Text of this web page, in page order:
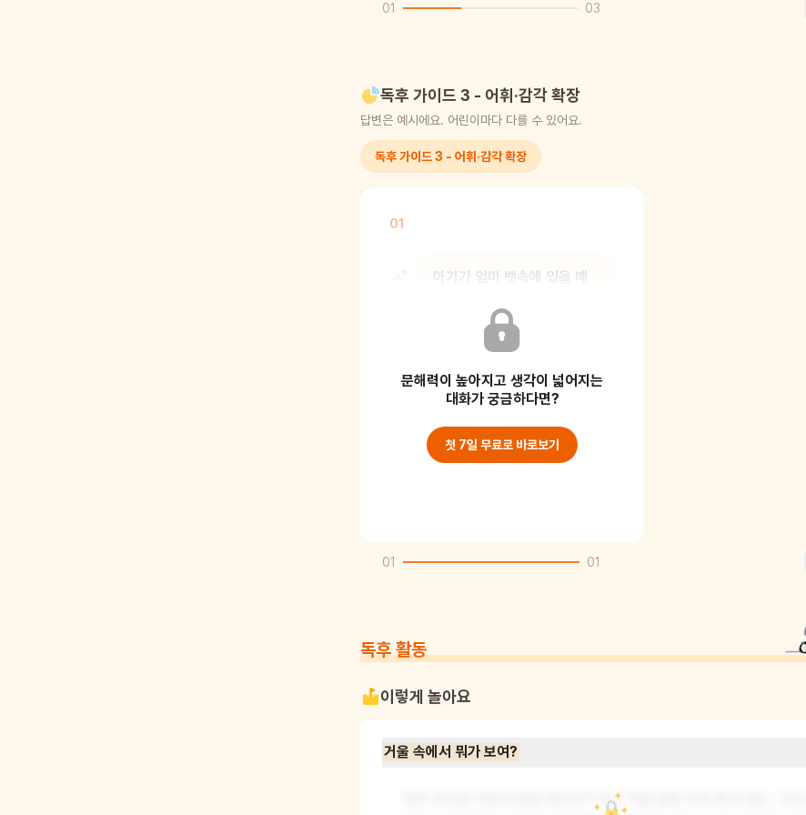
01 03
독후 가이드 3 - 어휘·감각 확장
답변은 예시에요. 어린이마다 다를 수 있어요.
독후 가이드 3 - 어휘·감각 확장
01
아기가 엄마 뱃속에 있을 때
느낌일까?
감각 비유를 통해 추상적인 상황을
상상하게 돕는 과정이에요. 즉, 보이지
문해력이 높아지고 생각이 넓어지는
대화가 궁금하다면?
첫 7일 무료로 바로보기
01 01
독후 활동
이렇게 놀아요
거울 속에서 뭐가 보여?
책의 주인공 어린이처럼 어린이가 전신 거울 앞에 서게 해 주세요. 그리고